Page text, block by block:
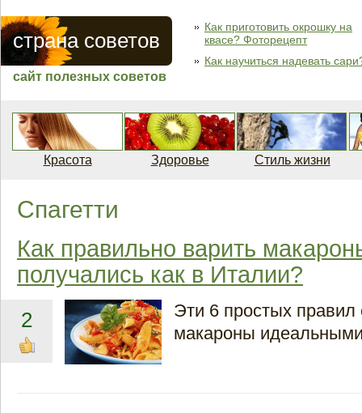
страна советов
сайт полезных советов
Как приготовить окрошку на
квасе? Фоторецепт
Как научиться надевать
Красота Здоровье Стиль жизни
Спагетти
Как правильно варить
получались как в Италии?
2
Эти 6 простых
макароны